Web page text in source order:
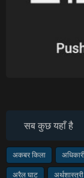
सब कुछ यहाँ है
अकबर किला
अरैल घाट अर्थशास्त्री